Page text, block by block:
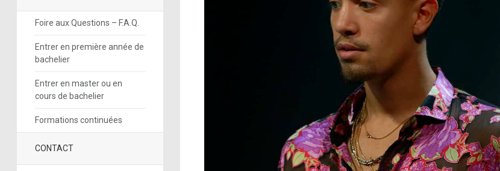
Foire aux Questions – F.A.Q.
Entrer en première année de
bachelier
Entrer en master ou en
cours de bachelier
Formations continuées
CONTACT